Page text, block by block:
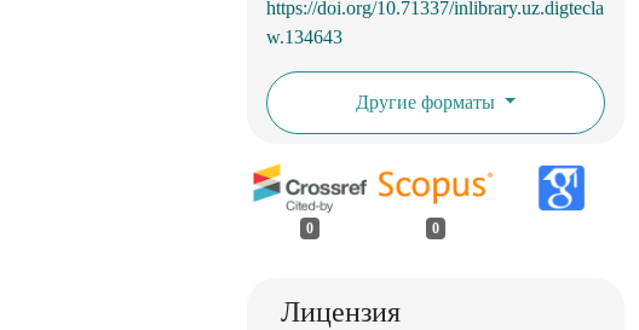
https://doi.org/10.71337/inlibrary.uz.digtecla
w.134643
Другие форматы
0 0
Лицензия